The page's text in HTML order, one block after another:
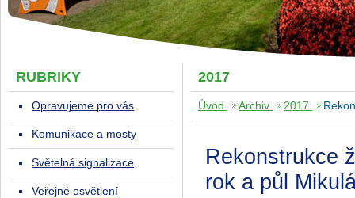
2017
Úvod Archiv 2017
Rekonstrukce
rok a půl
RUBRIKY
Opravujeme pro vás
Komunikace a mosty
Světelná signalizace
Veřejné osvětlení